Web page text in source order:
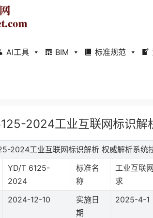
AI工具 BIM 标准规范
2024工业互联网标识解
2024工业互联网标识解析 权威解析系统
YD/T 6125-
2024
标准名
称
工业互联
求
2024-12-10
实施日
期
2025-4-1